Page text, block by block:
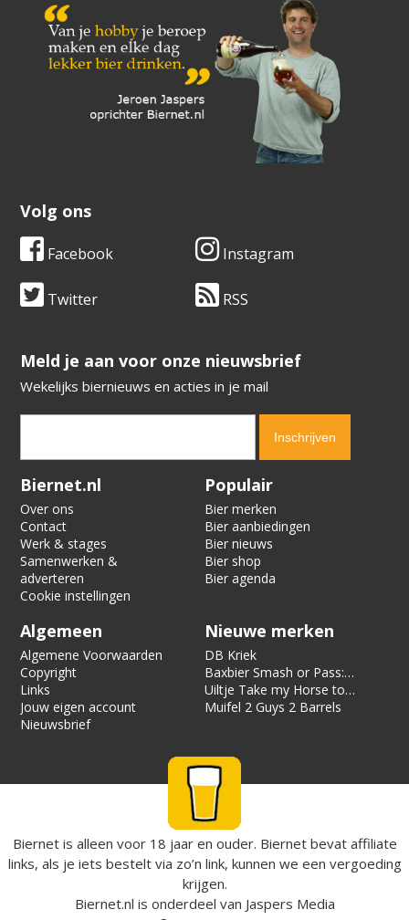
Volg ons
Facebook Instagram
Twitter RSS
​​​​​​​Meld je aan voor onze nieuwsbrief
Wekelijks biernieuws en acties in je mail
Verification code:
Biernet.nl
Over ons
Contact
Werk & stages
Samenwerken &
adverteren
Cookie instellingen
Populair
Bier merken
Bier aanbiedingen
Bier nieuws
Bier shop
Bier agenda
Algemeen
Algemene Voorwaarden
Copyright
Links
Jouw eigen account
Nieuwsbrief
Nieuwe merken
DB Kriek
Baxbier Smash or Pass:
Strata
Uiltje Take my Horse to
the Hotel Room
Muifel 2 Guys 2 Barrels
Biernet is alleen voor 18 jaar en ouder. Biernet bevat affiliate
links, als je iets bestelt via zo’n link, kunnen we een vergoeding
krijgen.
Biernet.nl is onderdeel van Jaspers Media